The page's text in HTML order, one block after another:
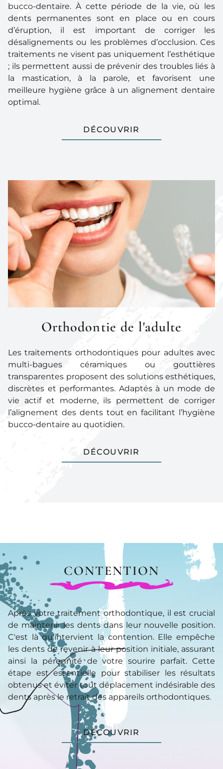
bucco-dentaire. À cette période de la vie, où les
dents permanentes sont en place ou en cours
d’éruption, il est important de corriger les
désalignements ou les problèmes d’occlusion. Ces
traitements ne visent pas uniquement l’esthétique
; ils permettent aussi de prévenir des troubles liés à
la mastication, à la parole, et favorisent une
meilleure hygiène grâce à un alignement dentaire
optimal.
DÉCOUVRIR
Orthodontie de l'adulte
Les traitements orthodontiques pour adultes avec
multi-bagues céramiques ou gouttières
transparentes proposent des solutions esthétiques,
discrètes et performantes. Adaptés à un mode de
vie actif et moderne, ils permettent de corriger
l’alignement des dents tout en facilitant l’hygiène
bucco-dentaire au quotidien.
DÉCOUVRIR
CONTENTION
Après votre traitement orthodontique, il est crucial
de maintenir les dents dans leur nouvelle position.
C'est là qu'intervient la contention. Elle empêche
les dents de revenir à leur position initiale, assurant
ainsi la pérennité de votre sourire parfait. Cette
étape est essentielle pour stabiliser les résultats
obtenus et éviter tout déplacement indésirable des
dents après le retrait des appareils orthodontiques.
DÉCOUVRIR